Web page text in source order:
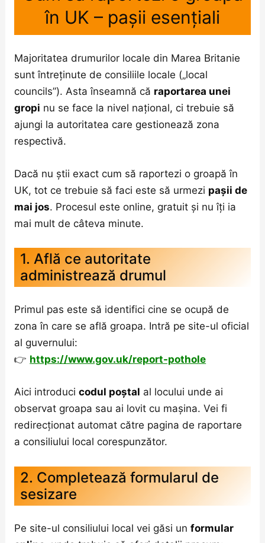
în UK – pașii esențiali
Majoritatea drumurilor locale din Marea Britanie
sunt întreținute de consiliile locale („local
councils”). Asta înseamnă că raportarea unei
gropi nu se face la nivel național, ci trebuie să
ajungi la autoritatea care gestionează zona
respectivă.
Dacă nu știi exact cum să raportezi o groapă în
UK, tot ce trebuie să faci este să urmezi pașii de
mai jos. Procesul este online, gratuit și nu îți ia
mai mult de câteva minute.
1. Află ce autoritate
administrează drumul
Primul pas este să identifici cine se ocupă de
zona în care se află groapa. Intră pe site-ul oficial
al guvernului:
👉 https://www.gov.uk/report-pothole
Aici introducicodul poștal al locului unde ai
observat groapa sau ai lovit cu mașina. Vei fi
redirecționat automat către pagina de raportare
a consiliului local corespunzător.
2. Completează formularul de
sesizare
Pe site-ul consiliului local vei găsi unformular